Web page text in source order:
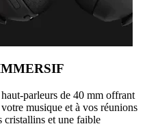
parleurs de 40 mm offrant
musique et à vos réunions
cristallins et une faible